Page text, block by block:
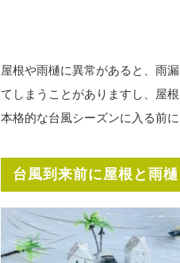
屋根や雨樋に異常があると、雨
てしまうことがありますし、屋
本格的な台風シーズンに入る前
台風到来前に屋根と雨